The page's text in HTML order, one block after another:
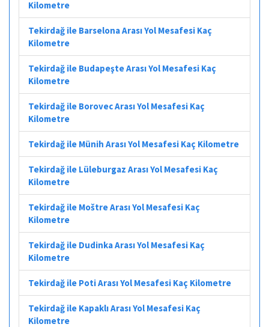
Kilometre
Tekirdağ ile Barselona Arası Yol Mesafesi Kaç
Kilometre
Tekirdağ ile Budapeşte Arası Yol Mesafesi Kaç
Kilometre
Tekirdağ ile Borovec Arası Yol Mesafesi Kaç
Kilometre
Tekirdağ ile Münih Arası Yol Mesafesi Kaç Kilometre
Tekirdağ ile Lüleburgaz Arası Yol Mesafesi Kaç
Kilometre
Tekirdağ ile Moštre Arası Yol Mesafesi Kaç
Kilometre
Tekirdağ ile Dudinka Arası Yol Mesafesi Kaç
Kilometre
Tekirdağ ile Poti Arası Yol Mesafesi Kaç Kilometre
Tekirdağ ile Kapaklı Arası Yol Mesafesi Kaç
Kilometre